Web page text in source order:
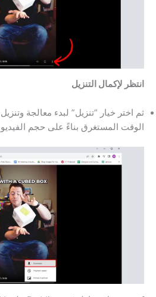
انتظر لإكمال التنزيل
الوقت المستغرق بناءً على حجم